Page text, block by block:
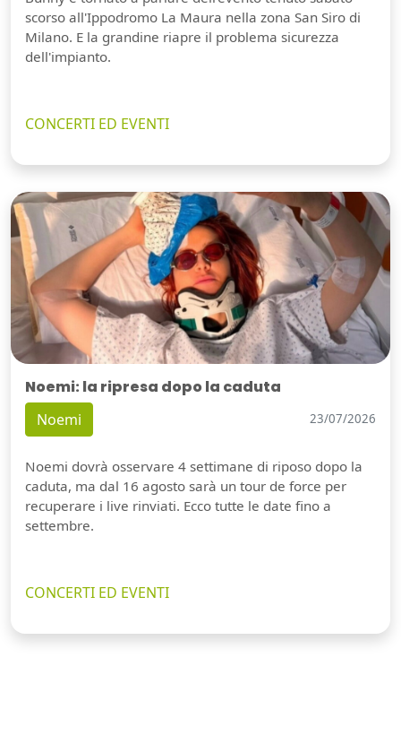
scorso all'Ippodromo La Maura nella zona San Siro di
Milano. E la grandine riapre il problema sicurezza
dell'impianto.
CONCERTI ED EVENTI
Noemi: la ripresa dopo la caduta
Noemi 23/07/2026
Noemi dovrà osservare 4 settimane di riposo dopo la
caduta, ma dal 16 agosto sarà un tour de force per
recuperare i live rinviati. Ecco tutte le date fino a
settembre.
CONCERTI ED EVENTI